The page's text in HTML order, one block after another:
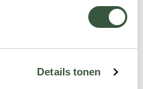
Details tonen
zoektocht